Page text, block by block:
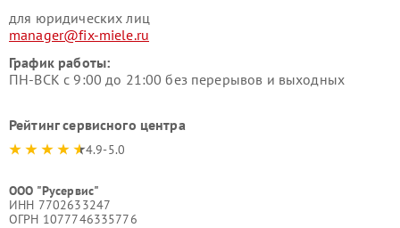
для юридических лиц
manager@fix-miele.ru
График работы:
ПН-ВСК с 9:00 до 21:00 без перерывов и выходных
Рейтинг сервисного центра
4.9-5.0
ООО "Русервис"
ИНН 7702633247
ОГРН 1077746335776